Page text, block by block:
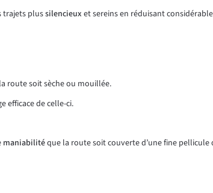
trajets plussilencieux et sereins en réduisant
route soit sèche ou mouillée.
efficace de celle-ci.
maniabilitéque la route soit couverte d’une fine pellicule